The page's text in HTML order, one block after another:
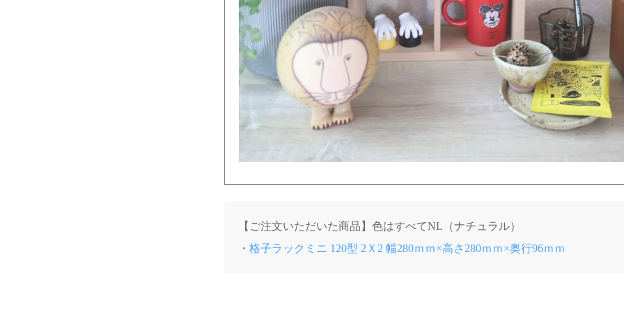
【ご注文いただいた商品】色はすべてNL（ナチュラル）
・ 格子ラックミニ 120型 2Ｘ2 幅280ｍｍ×高さ280ｍｍ×奥行96ｍｍ